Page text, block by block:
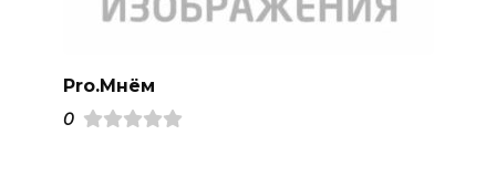
Pro.Mнём
0